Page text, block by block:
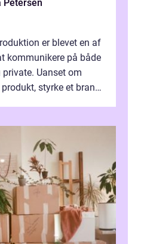
Petersen
er blevet en af
kommunikere på både
Uanset om
styrke et brand,